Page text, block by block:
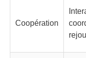
Coopération